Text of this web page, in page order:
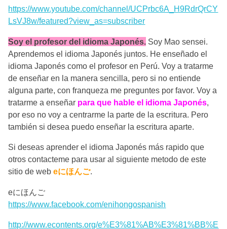
https://www.youtube.com/channel/UCPrbc6A_H9RdrQrCY
LsVJ8w/featured?view_as=subscriber
Soy el profesor del idioma Japonés. Soy Mao sensei.
Aprendemos el idioma Japonés juntos. He enseñado el
idioma Japonés como el profesor en Perú. Voy a tratarme
de enseñar en la manera sencilla, pero si no entiende
alguna parte, con franqueza me preguntes por favor. Voy a
tratarme a enseñar para que hable el idioma Japonés,
por eso no voy a centrarme la parte de la escritura. Pero
también si desea puedo enseñar la escritura aparte.
Si deseas aprender el idioma Japonés más rapido que
otros contacteme para usar al siguiente metodo de este
sitio de webeにほんご.
eにほんご
https://www.facebook.com/enihongospanish
http://www.econtents.org/e%E3%81%AB%E3%81%BB%E